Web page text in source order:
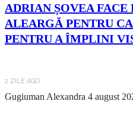
ADRIAN ȘOVEA FACE
ALEARGĂ PENTRU
PENTRU A ÎMPLINI
2 ZILE AGO
Gugiuman Alexandra 4 august